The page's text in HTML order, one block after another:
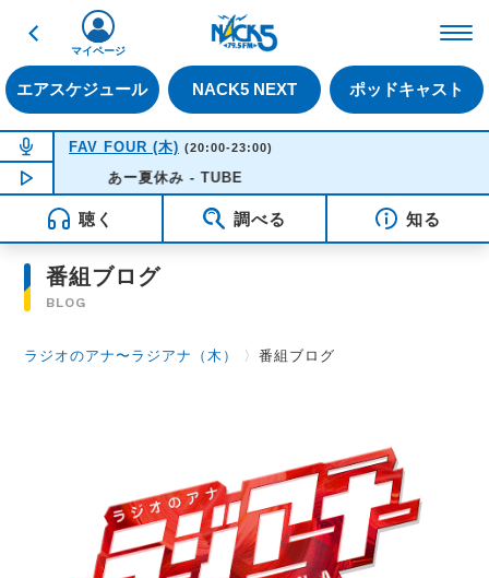
戻る
エアスケジュール NACK5 NEXT ポッドキャスト
マイページ
NOW ON AIR
FAV FOUR (木) (20:00-23:00)
NOW PLAYING20:50
あー夏休み - TUBE
聴く 調べる 知る
番組ブログ
BLOG
ラジオのアナ〜ラジアナ（木） 〉番組ブログ